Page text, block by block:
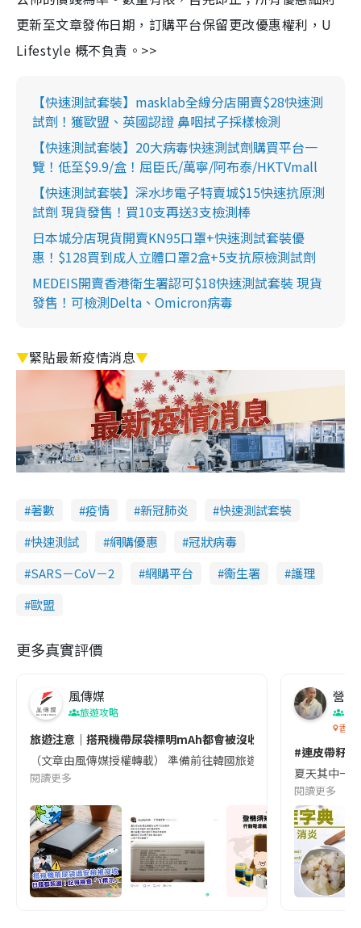
更新至文章發佈日期，訂購平台保留更改優惠權利，U
Lifestyle 概不負責。>>
【快速測試套裝】masklab全線分店開賣$28快速測
試劑！獲歐盟、英國認證 鼻咽拭子採樣檢測
【快速測試套裝】20大病毒快速測試劑購買平台一
覽！低至$9.9/盒！屈臣氏/萬寧/阿布泰/HKTVmall
【快速測試套裝】深水埗電子特賣城$15快速抗原測
試劑 現貨發售！買10支再送3支檢測棒
日本城分店現貨開賣KN95口罩+快速測試套裝優
惠！$128買到成人立體口罩2盒+5支抗原檢測試劑
MEDEIS開賣香港衛生署認可$18快速測試套裝 現貨
發售！可檢測Delta、Omicron病毒
▼緊貼最新疫情消息▼
著數 疫情 新冠肺炎
快速測試套裝
快速測試
網購優惠
冠狀病毒
SARS－CoV－2
網購平台 衞生署
護理
歐盟
更多真實評價
風傳媒
旅遊攻略
旅遊注意｜搭飛機帶尿袋標明mAh都會被沒收😱出發前切記檢查
（文章由風傳媒授權轉載） 準備前往韓國旅遊的民眾，近期要
閱讀更多
營養
香港
#連皮帶籽
夏天其中一
閱讀更多